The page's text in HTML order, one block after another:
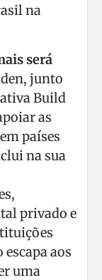
na
será
junto
Build
as
países
na sua
privado e
aos
uma